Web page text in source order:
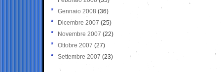
Gennaio 2008 (36)
Dicembre 2007 (25)
Novembre 2007 (22)
Ottobre 2007 (27)
Settembre 2007 (23)